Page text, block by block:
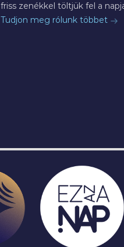
friss zenékkel töltjük fel a
Tudjon meg rólunk többet